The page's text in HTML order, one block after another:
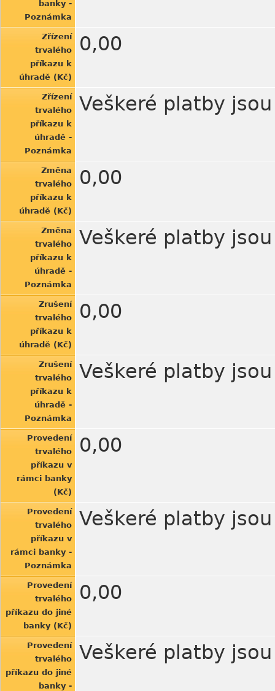
banky -
Poznámka
Zřízení
trvalého
příkazu k
úhradě (Kč)
0,00
Zřízení
trvalého
příkazu k
úhradě -
Poznámka
Veškeré platby
Změna
trvalého
příkazu k
úhradě (Kč)
0,00
Změna
trvalého
příkazu k
úhradě -
Poznámka
Veškeré platby
Zrušení
trvalého
příkazu k
úhradě (Kč)
0,00
Zrušení
trvalého
příkazu k
úhradě -
Poznámka
Veškeré platby
Provedení
trvalého
příkazu v
rámci banky
(Kč)
0,00
Provedení
trvalého
příkazu v
rámci banky -
Poznámka
Veškeré platby
Provedení
trvalého
příkazu do jiné
banky (Kč)
0,00
Provedení
trvalého
příkazu do jiné
banky -
Veškeré platby